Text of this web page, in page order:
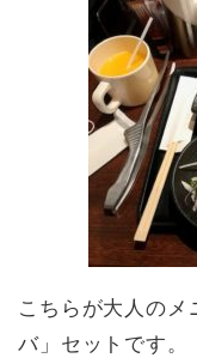
こちらが大人のメ
バ」セットです。